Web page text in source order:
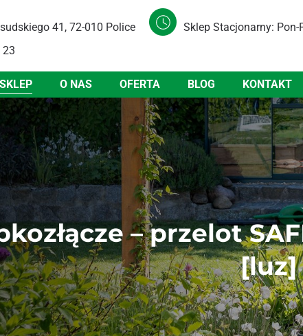
41, 72-010 Police Sklep Stacjonarny: Pon-
23
SKLEP O NAS OFERTA BLOG KONTAKT
– przelot
[luz]